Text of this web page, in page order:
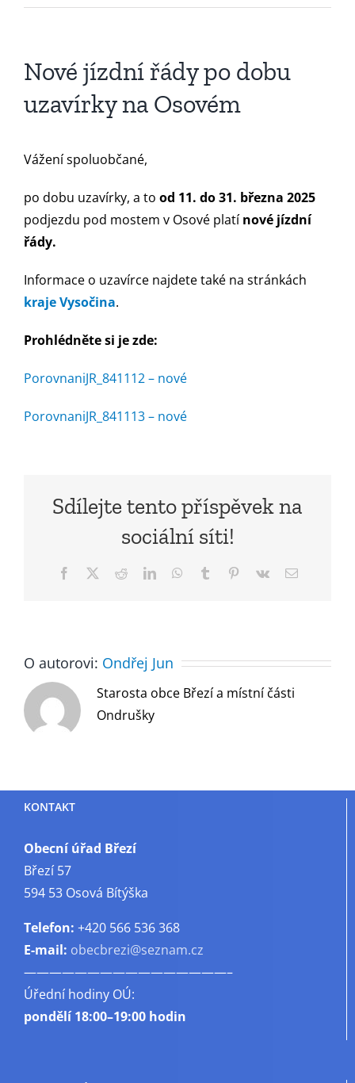
Nové jízdní řády po dobu
uzavírky na Osovém
Vážení spoluobčané,
po dobu uzavírky, a to od 11. do 31. března 2025
podjezdu pod mostem v Osové platínové jízdní
řády.
Informace o uzavírce najdete také na stránkách
kraje Vysočina.
Prohlédněte si je zde:
PorovnaniJR_841112 – nové
PorovnaniJR_841113 – nové
Sdílejte tento příspěvek na
sociální síti!
Facebook RedditLinkedInWhatsApp
Tumblr Pinterest
Vk
E-
O autorovi: Ondřej Jun
Starosta obce Březí a místní části
Ondrušky
KONTAKT
Obecní úřad Březí
Březí 57
594 53 Osová Bítýška
Telefon: +420 566 536 368
E-mail: obecbrezi@seznam.cz
————————————————–
Úřední hodiny OÚ:
pondělí18:00–19:00 hodin